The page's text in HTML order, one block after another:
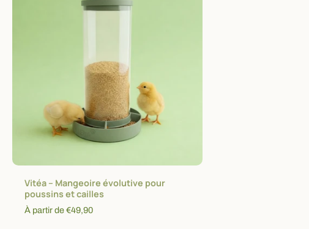
Vitéa – Mangeoire évolutive pour
poussins et cailles
À partir de €49,90